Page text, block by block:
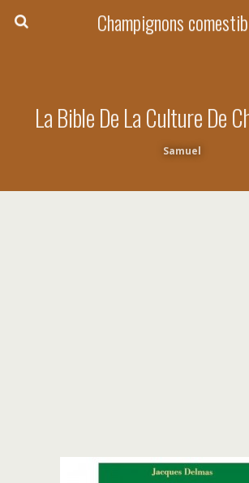
Champignons
La Bible De La Culture De
Samuel